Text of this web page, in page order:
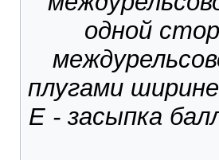
одной
плугами
Е - засыпка